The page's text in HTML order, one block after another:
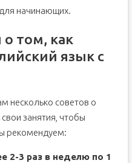
начинающих.
том, как
язык с
несколько советов о
занятия, чтобы
рекомендуем:
2-3 раз в неделю по 1